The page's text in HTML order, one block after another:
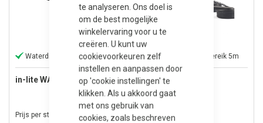
te analyseren. Ons doel is
om de best mogelijke
winkelervaring voor u te
creëren. U kunt uw
cookievoorkeuren zelf
instellen en aanpassen door
op 'cookie instellingen' te
klikken. Als u akkoord gaat
met ons gebruik van
cookies, zoals beschreven
Waterdichte kabelverbinder
in-lite WATERLOCK (SUB)
Prijs per stuk
Buitenspot - lichtbereik 5m
in-lite SUB
Prijs per stuk